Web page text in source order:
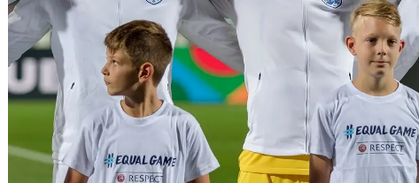
Tour de Pologne
Kolarstwo
07.08.2026 18:55
Grand Prix MotoGP
MotoGP
07.08.2026 19:00
Bayern Monachium
Mecz towarzyski
07.08.2026 16:00
Lekkoatletyka
07.08.2026 19:30